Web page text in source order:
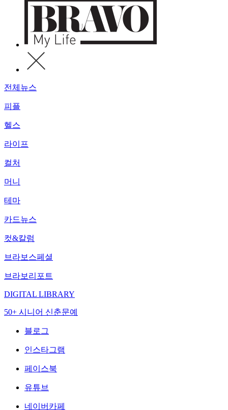
전체뉴스
피플
헬스
라이프
컬처
머니
테마
카드뉴스
컷&칼럼
브라보스페셜
브라보리포트
DIGITAL LIBRARY
50+ 시니어 신춘문예
블로그
인스타그램
페이스북
유튜브
네이버카페